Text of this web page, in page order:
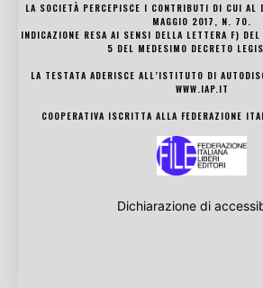
LA SOCIETÀ PERCEPISCE I CONTRIBUTI DI CUI AL
MAGGIO 2017, N. 70.
INDICAZIONE RESA AI SENSI DELLA LETTERA F)
5 DEL MEDESIMO DECRETO
LA TESTATA ADERISCE ALL’ISTITUTO DI
WWW.IAP.IT
COOPERATIVA ISCRITTA ALLA FEDERAZIONE
Dichiarazione di